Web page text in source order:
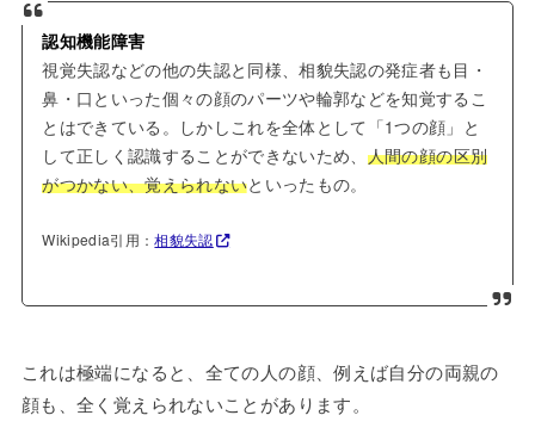
認知機能障害
視覚失認などの他の失認と同様、相貌失認の発症者も目・
鼻・口といった個々の顔のパーツや輪郭などを知覚するこ
とはできている。しかしこれを全体として「1つの顔」と
して正しく認識することができないため、 人間の顔の区別
がつかない、覚えられないといったもの。
Wikipedia引用：相貌失認
これは極端になると、全ての人の顔、例えば自分の両親の
顔も、全く覚えられないことがあります。